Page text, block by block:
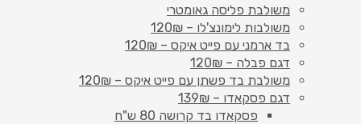
משולבת פליסה גאומטרי
משולבות לימונצ'לו – 120₪
בד ארמני עם פייט איקס – 120₪
דגם פבלה – 120₪
משולבת בד פשתן עם פייט איקס – 120₪
דגם פסקאדו – 139₪
פסקאדו בד קרושה 80 ש"ח